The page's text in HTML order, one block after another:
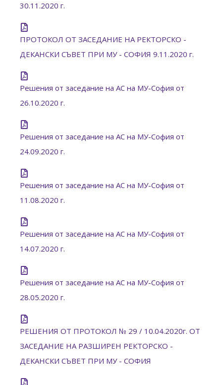
30.11.2020 г.
ПРОТОКОЛ ОТ ЗАСЕДАНИЕ НA РЕКТОРСКО -
ДЕКАНСКИ СЪВЕТ ПРИ МУ - СОФИЯ 9.11.2020 г.
Решения от заседание на АС на МУ-София от
26.10.2020 г.
Решения от заседание на АС на МУ-София от
24.09.2020 г.
Решения от заседание на АС на МУ-София от
11.08.2020 г.
Решения от заседание на АС на МУ-София от
14.07.2020 г.
Решения от заседание на АС на МУ-София от
28.05.2020 г.
РЕШЕНИЯ ОТ ПРОТОКОЛ № 29 / 10.04.2020г. ОТ
ЗАСЕДАНИЕ НА РАЗШИРЕН РЕКТОРСКО -
ДЕКАНСКИ СЪВЕТ ПРИ МУ - СОФИЯ